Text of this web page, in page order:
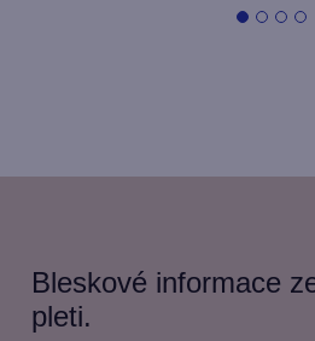
Bleskové informace
pleti.